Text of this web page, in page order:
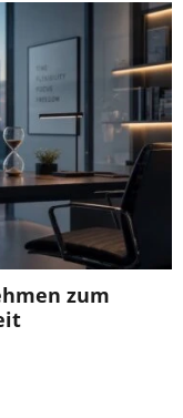
zum